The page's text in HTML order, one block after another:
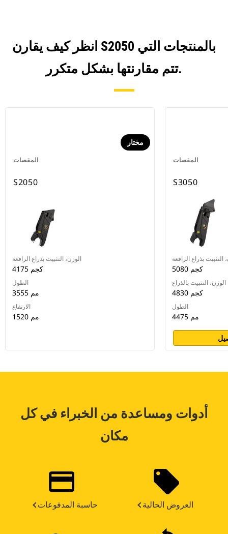
انظر كيف يقارن S2050 بالمنتجات التي
تتم مقارنتها بشكل متكرر.
المقصات
مختار
S2050
الوزن، التثبيت بذراع الرافعة
4175 كجم
الطول
3555 مم
الارتفاع
1520 مم
المقصات
S3050
التثبيت بذراع الرافعة
5080 كجم
الوزن، التثبيت بالذراع
4830 كجم
الطول
4475 مم
أدوات ومساعدة من الخبراء في كل
مكان
حاسبة المدفوعات العروض الحالية